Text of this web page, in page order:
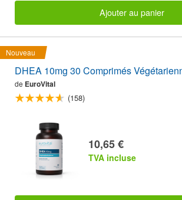
Ajouter au panier
Nouveau
DHEA 10mg 30 Comprimés
de EuroVital
(158)
10,65 €
TVA incluse